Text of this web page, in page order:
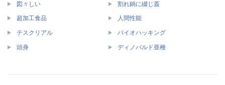
図々しい 割れ鍋に綴じ蓋
超加工食品 人間性能
テスクリアル バイオハッキング
頭身 ディノバルド亜種